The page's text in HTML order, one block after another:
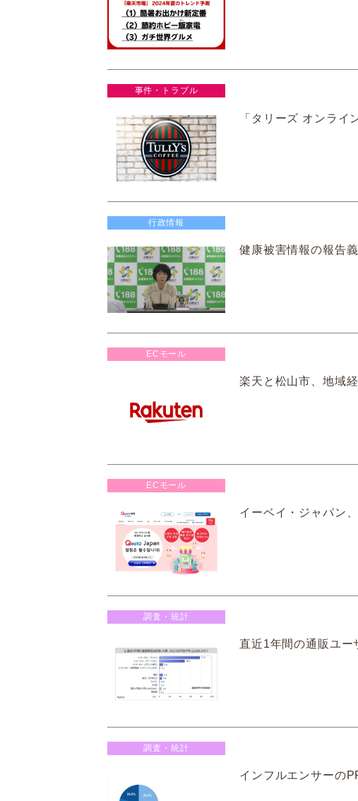
事件・トラブル
「タリーズ オンライ
行政情報
健康被害情報の報告
ECモール
楽天と松山市、地域
ECモール
イーベイ・ジャパン
調査・統計
直近1年間の通販ユー
調査・統計
インフルエンサーの